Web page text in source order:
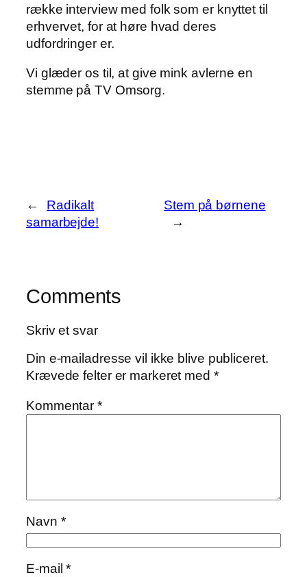
række interview med folk som er knyttet til
erhvervet, for at høre hvad deres
udfordringer er.
Vi glæder os til, at give mink avlerne en
stemme på TV Omsorg.
←
Radikalt
samarbejde!
Stem på børnene
→
Comments
Skriv et svar
Din e-mailadresse vil ikke blive publiceret.
Krævede felter er markeret med *
Kommentar*
Navn *
E-mail*